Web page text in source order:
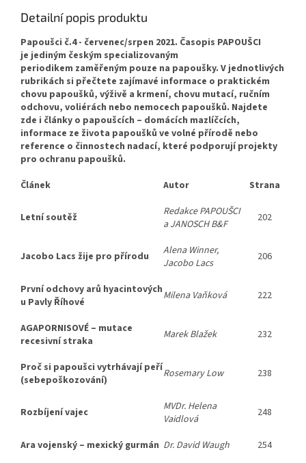
Detailní popis produktu
Papoušci č.4 - červenec/srpen 2021. Časopis PAPOUŠCI
je jediným českým specializovaným
periodikem zaměřeným pouze na papoušky. V jednotlivých
rubrikách si přečtete zajímavé informace o praktickém
chovu papoušků, výživě a krmení, chovu mutací, ručním
odchovu, voliérách nebo nemocech papoušků. Najdete
zde i články o papoušcích – domácích mazlíčcích,
informace ze života papoušků ve volné přírodě nebo
reference o činnostech nadací, které podporují projekty
pro ochranu papoušků.
Článek
Autor Strana
Letní soutěž
Redakce PAPOUŠCI
a JANOSCH B&F
202
Jacobo Lacs žije pro přírodu
Alena Winner,
Jacobo Lacs
206
První odchovy arů hyacintových
u Pavly Říhové
Milena Vaňková 222
AGAPORNISOVÉ – mutace
recesivní straka
Marek Blažek 232
Proč si papoušci vytrhávají peří
(sebepoškozování)
Rosemary Low 238
Rozbíjení vajec
MVDr. Helena
Vaidlová
248
Ara vojenský – mexický gurmán Dr. David Waugh
254